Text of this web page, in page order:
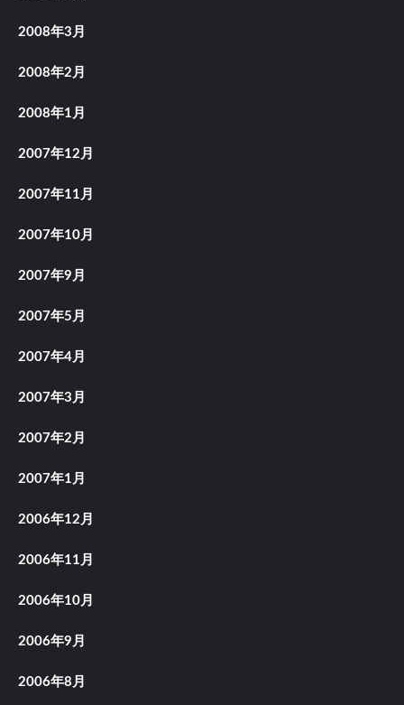
2008年3月
2008年2月
2008年1月
2007年12月
2007年11月
2007年10月
2007年9月
2007年5月
2007年4月
2007年3月
2007年2月
2007年1月
2006年12月
2006年11月
2006年10月
2006年9月
2006年8月